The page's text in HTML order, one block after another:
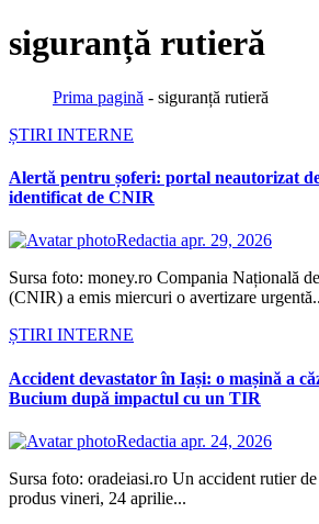
siguranță rutieră
Prima pagină - siguranță rutieră
ȘTIRI INTERNE
Alertă pentru șoferi: portal neautorizat
identificat de CNIR
Redactia apr. 29, 2026
Sursa foto: money.ro Compania Națională de Investiții Rutiere
(CNIR) a emis miercuri o avertizare
ȘTIRI INTERNE
Accident devastator în Iași: o mașină a
Bucium după impactul cu un TIR
Redactia apr. 24, 2026
Sursa foto: oradeiasi.ro Un accident rutier de o gravitate extremă s-a
produs vineri, 24 aprilie...